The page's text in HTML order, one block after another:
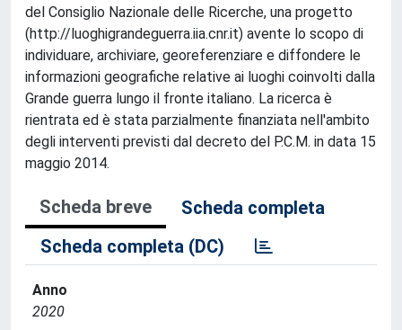
del Consiglio Nazionale delle Ricerche, una progetto
(http://luoghigrandeguerra.iia.cnr.it) avente lo scopo di
individuare, archiviare, georeferenziare e diffondere le
informazioni geografiche relative ai luoghi coinvolti dalla
Grande guerra lungo il fronte italiano. La ricerca è
rientrata ed è stata parzialmente finanziata nell'ambito
degli interventi previsti dal decreto del P.C.M. in data 15
maggio 2014.
Scheda breve
Scheda completa
Scheda completa (DC)
Anno
2020